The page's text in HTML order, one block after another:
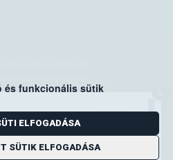
és funkcionális sütik
ELFOGADÁSA
SÜTIK ELFOGADÁSA
biztonsági Hivatal
1525 Budapest. Pf. 30.
06-80/263-244
06-1/ 336-9000